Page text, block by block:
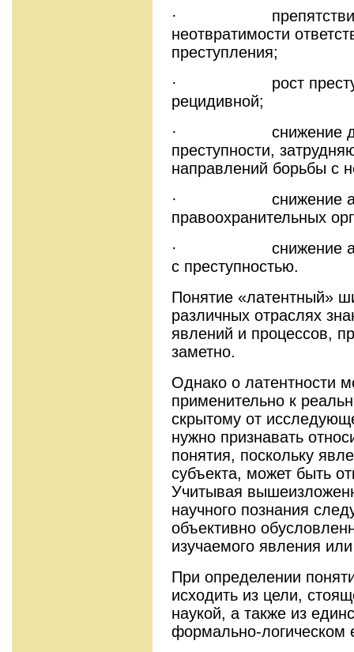
· препятствие
неотвратимости
преступления;
· рост
рецидивной;
· снижение
преступности,
направлений борьбы с
· снижение
правоохранительных
· снижение
с преступностью.
Понятие «латентный»
различных отраслях
явлений и процессов,
заметно.
Однако о латентности
применительно к
скрытому от
нужно признавать
понятия, поскольку
субъекта, может быть
Учитывая
научного познания
объективно
изучаемого явления
При определении
исходить из цели,
наукой, а также из
формально-логическом